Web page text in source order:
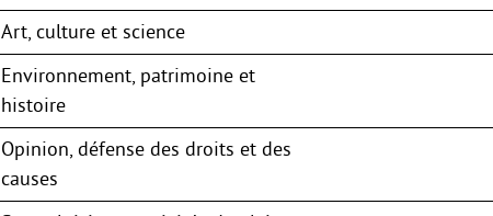
Art, culture et science
Environnement, patrimoine et
histoire
Opinion, défense des droits et des
causes